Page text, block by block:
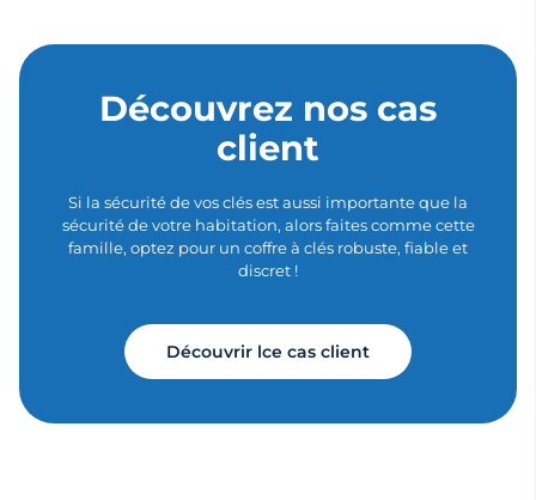
Découvrez nos cas
client
Si la sécurité de vos clés est aussi importante que la
sécurité de votre habitation, alors faites comme cette
famille, optez pour un coffre à clés robuste, fiable et
discret !
Découvrir lce cas client